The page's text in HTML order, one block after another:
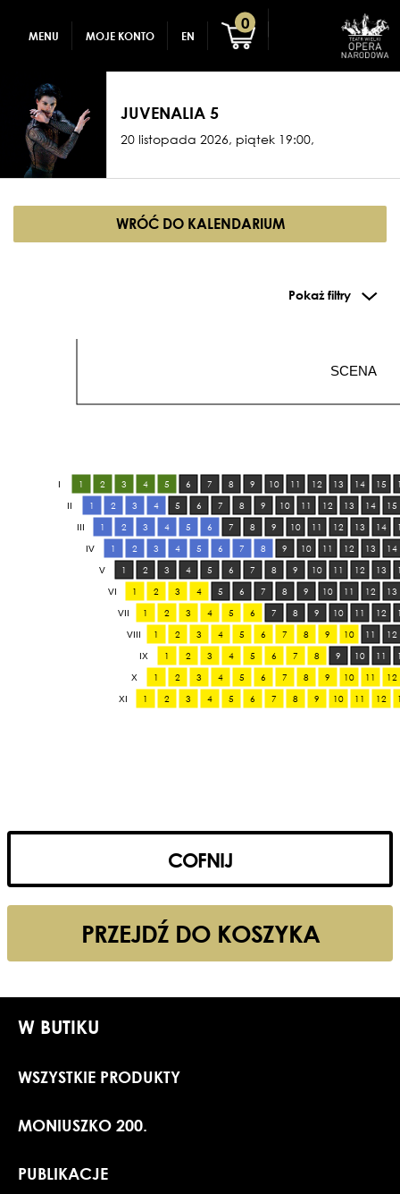
MENU MOJE KONTO EN
0
DLA DZIECI
ZALOGUJ
JUVENALIA 5
20 listopada 2026, piątek 19:00,
WRÓĆ DO KALENDARIUM
Pokaż filtry
IV
V
VI
VII
VIII
IX
X
XI
SCENA
1 2 3 4 5 6 7 8 9 10 11 12 13 14 15
1
2 3 4 5 6 7 8 9 10 11 12 13 14
15
1
2 3 4 5 6 7 8 9 10 11 12 13 14
1
2 3 4 5 6 7 8 9 10 11 12 13
14
1
2 3 4 5 6 7 8 9 10 11 12 13
1
2 3 4 5 6 7 8 9 10 11 12
13
1
2 3 4 5 6 7 8 9 10 11 12
1
2 3 4 5 6 7 8 9 10 11
12
1
2 3 4 5 6 7 8 9 10 11
1
2 3 4 5 6 7 8 9 10 11
12
1
2 3 4 5 6 7 8 9 10 11 12
COFNIJ
PRZEJDŹ DO KOSZYKA
W BUTIKU
WSZYSTKIE PRODUKTY
MONIUSZKO 200.
PUBLIKACJE